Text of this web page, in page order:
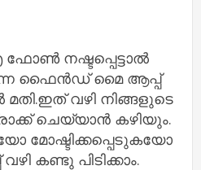
നഷ്ടപ്പെട്ടാൽ
ഫൈൻഡ് മൈ ആപ്പ്
മതി.ഇത് വഴി നിങ്ങളുടെ
ചെയ്യാൻ കഴിയും.
കണ്ടു പിടിക്കാം.